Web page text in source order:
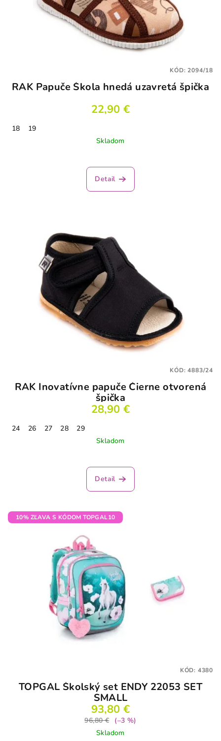
RAK Papuče Škola hnedá uzavretá špička
22,90 €
18
19
Skladom
Detail
KÓD:2094/18
RAK Inovatívne papuče Čierne otvorená
špička
28,90 €
24 26 27 28
29
Skladom
Detail
KÓD:4883/24
10% ZĽAVA S KÓDOM TOPGAL10
TOPGAL Školský set ENDY 22053 SET
SMALL
93,80 €
96,80 €
(–3 %)
Skladom
KÓD: 4380